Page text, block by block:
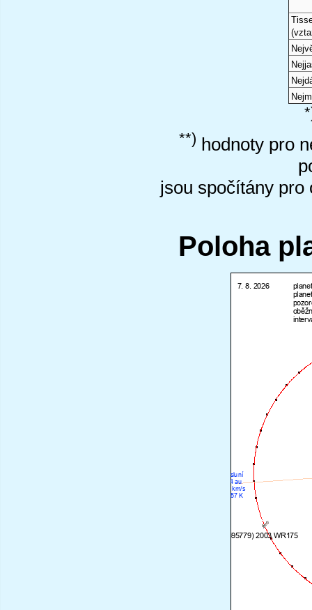
**) hodnoty pro
jsou spočítány pro
Poloha